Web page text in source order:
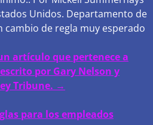
Unidos. Departamento de
cambio de regla muy esperado
artículo que pertenece a
por Gary Nelson y
Tribune. →
para los empleados